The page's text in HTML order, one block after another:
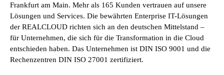
Frankfurt am Main. Mehr als 165 Kunden vertrauen auf unsere
Lösungen und Services. Die bewährten Enterprise IT-Lösungen
der REALCLOUD richten sich an den deutschen Mittelstand –
für Unternehmen, die sich für die Transformation in die Cloud
entschieden haben. Das Unternehmen ist DIN ISO 9001 und die
Rechenzentren DIN ISO 27001 zertifiziert.